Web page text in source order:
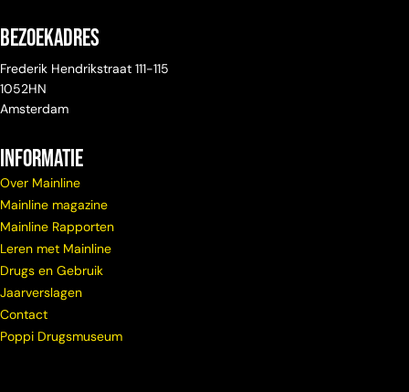
Bezoekadres
Frederik Hendrikstraat 111-115
1052HN
Amsterdam
Informatie
Over Mainline
Mainline magazine
Mainline Rapporten
Leren met Mainline
Drugs en Gebruik
Jaarverslagen
Contact
Poppi Drugsmuseum